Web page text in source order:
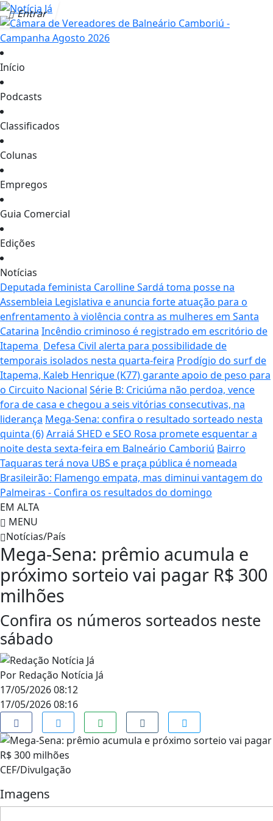
Entrar
Início
Podcasts
Classificados
Colunas
Empregos
Guia Comercial
Edições
Notícias
Deputada feminista Carolline Sardá toma posse na
Assembleia Legislativa e anuncia forte atuação para o
enfrentamento à violência contra as mulheres em Santa
Catarina Incêndio criminoso é registrado em escritório de
Itapema Defesa Civil alerta para possibilidade de
temporais isolados nesta quarta-feira Prodígio do surf de
Itapema, Kaleb Henrique (K77) garante apoio de peso para
o Circuito Nacional Série B: Criciúma não perdoa, vence
fora de casa e chegou a seis vitórias consecutivas, na
liderança Mega-Sena: confira o resultado sorteado nesta
quinta (6)Arraiá SHED e SEO Rosa promete esquentar a
noite desta sexta-feira em Balneário Camboriú Bairro
Taquaras terá nova UBS e praça pública é nomeada
Brasileirão: Flamengo empata, mas diminui vantagem do
Palmeiras - Confira os resultados do domingo
EM ALTA
MENU
Notícias/País
Mega-Sena: prêmio acumula e
próximo sorteio vai pagar R$ 300
milhões
Confira os números sorteados neste
sábado
Por Redação Notícia Já
17/05/2026 08:12
17/05/2026 08:16
CEF/Divulgação
Imagens